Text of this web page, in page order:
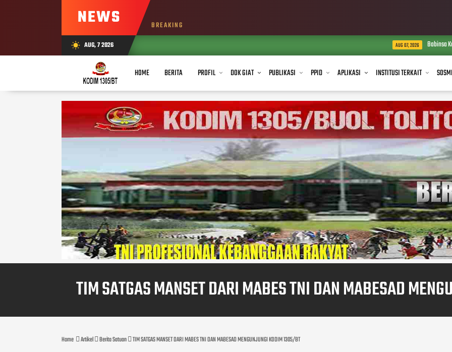
NEWS BREAKING
wb_sunny AUG, 7 2026 Babinsa Koramil 1305-08/
HOME BERITA PROFIL DOK GIAT PUBLIKASI PPID APLIKASI INSTITUSI TERKAIT
TIM SATGAS MANSET DARI MABES TNI DAN MABESAD
Home Artikel Berita Satuan TIM SATGAS MANSET DARI MABES TNI DAN MABESAD MENGUNJUNGI KODIM 1305/BT